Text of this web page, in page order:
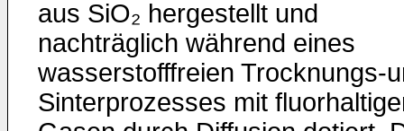
aus SiO₂ hergestellt und
nachträglich während eines
wasserstofffreien Trocknungs-
Sinterprozesses mit